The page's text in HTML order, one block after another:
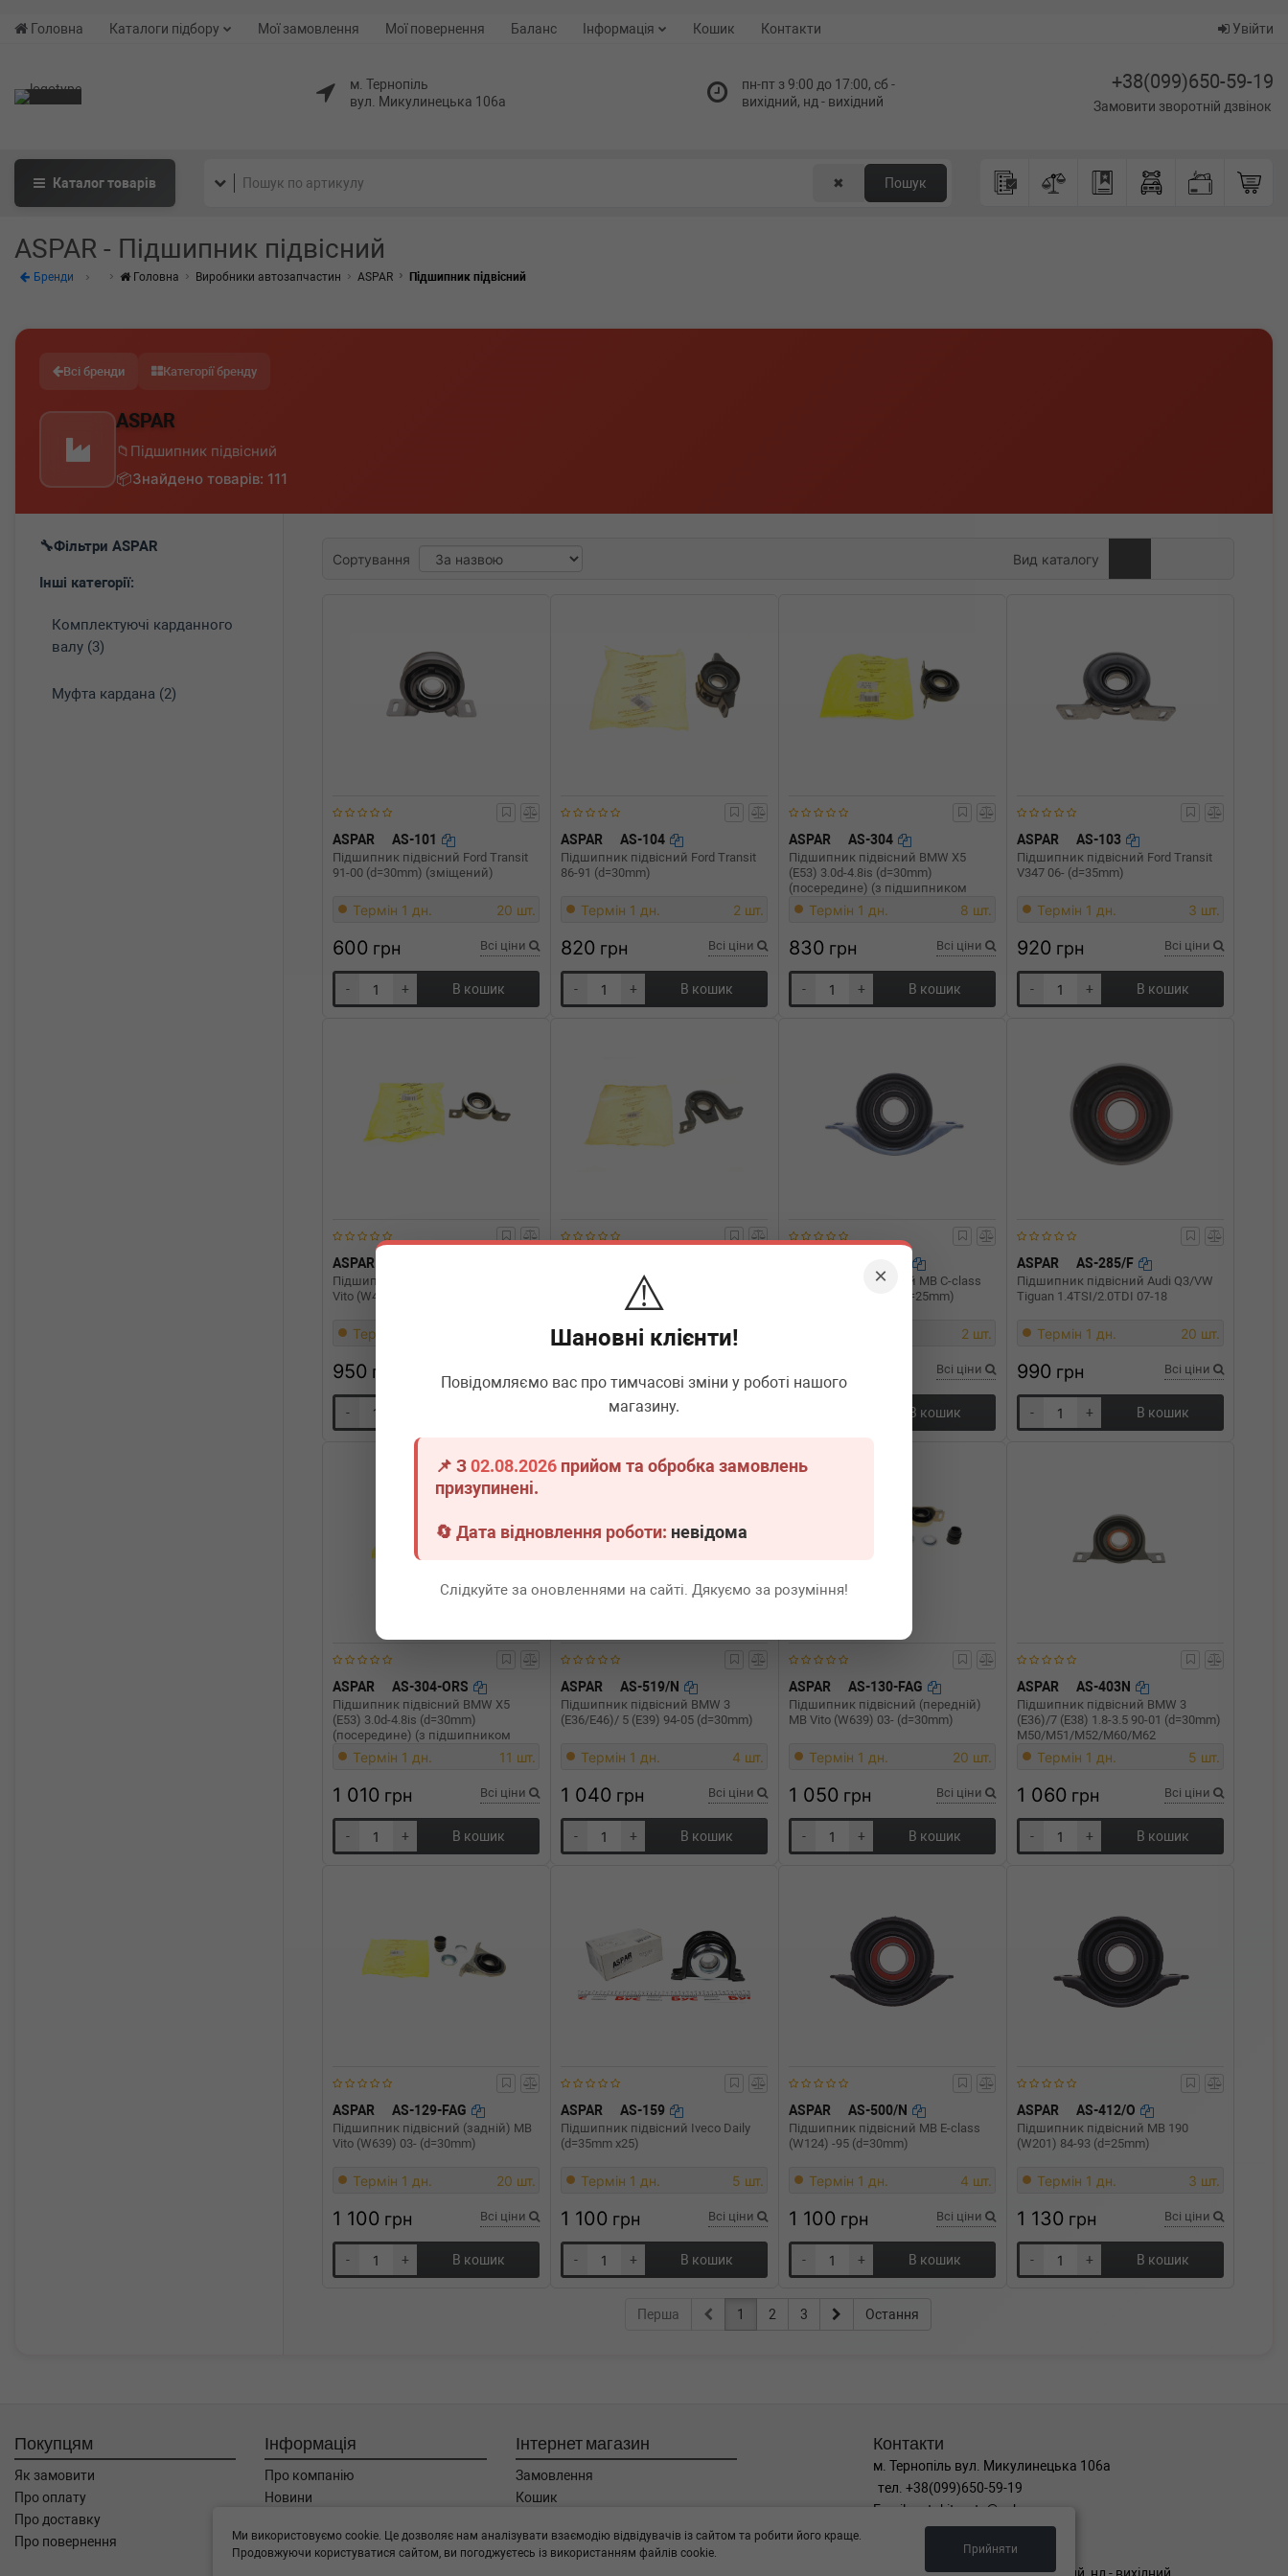
×
⚠️
Шановні клієнти!
Повідомляємо вас про тимчасові зміни у роботі нашого
магазину.
📌 З02.08.2026 прийом та обробка замовлень
призупинені.
🔄 Дата відновлення роботи: невідома
Слідкуйте за оновленнями на сайті. Дякуємо за розуміння!
Головна Каталоги підбору Мої замовлення Мої повернення Баланс Інформація Кошик Контакти Увійти
м. Тернопіль
вул. Микулинецька 106а
пн-пт з 9:00 до 17:00, сб -
вихідний, нд - вихідний
+38(099)650-59-19
Замовити зворотній дзвінок
Каталогтоварів ✖ Пошук
ASPAR - Підшипник підвісний
Бренди Головна Виробники автозапчастин ASPAR Підшипник підвісний
Всі бренди Категорії бренду
ASPAR
Підшипник підвісний
Знайдено товарів: 111
Фільтри ASPAR
Інші категорії:
Комплектуючі карданного
валу (3)
Муфта кардана (2)
Сортування Вид каталогу
ASPAR AS-101
Підшипник підвісний Ford Transit
91-00 (d=30mm) (зміщений)
Термін 1 дн. 20 шт.
600 грн Всі ціни
- + В кошик
ASPAR AS-104
Підшипник підвісний Ford Transit
86-91 (d=30mm)
Термін 1 дн. 2 шт.
820 грн Всі ціни
- + В кошик
ASPAR AS-304
Підшипник підвісний BMW X5
(E53) 3.0d-4.8is (d=30mm)
(посередине) (з підшипником
ORS)M54/M57/M62/N62
Термін 1 дн. 8 шт.
830 грн Всі ціни
- + В кошик
ASPAR AS-103
Підшипник підвісний Ford Transit
V347 06- (d=35mm)
Термін 1 дн. 3 шт.
920 грн Всі ціни
- + В кошик
ASPAR
Підшипник підвісний (задній) MB
Vito (W447) 14- (h=44/d=30mm)
Термін 1 дн.
950 грн
-
Підшипник підвісний MB
Sprinter/VW LT 96-
Термін 1 дн. 20 шт.
+
Підшипник підвісний MB C-class
(W202/S202) 93-02 (d=25mm)
2 шт.
Всі ціни
В кошик
ASPAR AS-285/F
Підшипник підвісний Audi Q3/VW
Tiguan 1.4TSI/2.0TDI 07-18
Термін 1 дн. 20 шт.
990 грн Всі ціни
- + В кошик
ASPAR AS-304-ORS
Підшипник підвісний BMW X5
(E53) 3.0d-4.8is (d=30mm)
(посередине) (з підшипником
ORS)M54/M57/M62/N62
Термін 1 дн. 11 шт.
1 010 грн Всі ціни
- + В кошик
ASPAR AS-519/N
Підшипник підвісний BMW 3
(E36/E46)/ 5 (E39) 94-05 (d=30mm)
Термін 1 дн. 4 шт.
1 040 грн Всі ціни
- + В кошик
ASPAR AS-130-FAG
Підшипник підвісний (передній)
MB Vito (W639) 03- (d=30mm)
Термін 1 дн. 20 шт.
1 050 грн Всі ціни
- + В кошик
ASPAR AS-403N
Підшипник підвісний BMW 3
(E36)/7 (E38) 1.8-3.5 90-01 (d=30mm)
M50/M51/M52/M60/M62
Термін 1 дн. 5 шт.
1 060 грн Всі ціни
- + В кошик
ASPAR AS-129-FAG
Підшипник підвісний (задній) MB
Vito (W639) 03- (d=30mm)
Термін 1 дн. 20 шт.
1 100 грн Всі ціни
- + В кошик
ASPAR AS-159
Підшипник підвісний Iveco Daily
(d=35mm x25)
Термін 1 дн. 5 шт.
1 100 грн Всі ціни
- + В кошик
ASPAR AS-500/N
Підшипник підвісний MB E-class
(W124) -95 (d=30mm)
Термін 1 дн. 4 шт.
1 100 грн Всі ціни
- + В кошик
ASPAR AS-412/O
Підшипник підвісний MB 190
(W201) 84-93 (d=25mm)
Термін 1 дн. 3 шт.
1 130 грн Всі ціни
- + В кошик
Перша 1 2 3 Остання
Покупцям
Як замовити
Про оплату
Про доставку
Про повернення
Інформація
Про компанію
Новини
Угода користувача
Контакти
Інтернет магазин
Замовлення
Кошик
Каталог товарів
Контакти
м. Тернопіль вул. Микулинецька 106а
тел. +38(099)650-59-19
Email. autokitparts@yahoo.com
Графік роботи
Ми використовуємо cookie. Це дозволяє нам аналізувати взаємодію відвідувачів із сайтом та робити його краще.
Продовжуючи користуватися сайтом, ви погоджуєтесь із використанням файлів cookie.
Прийняти